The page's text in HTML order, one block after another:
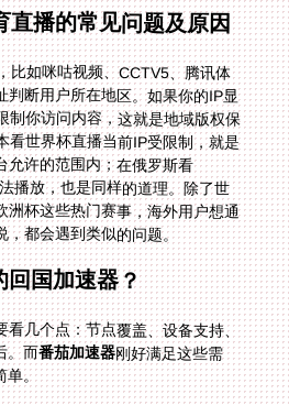
直播的常见问题及原因
比如咪咕视频、CCTV5、腾讯体
判断用户所在地区。如果你的IP显
制你访问内容，这就是地域版权保
看世界杯直播当前IP受限制，就是
台允许的范围内；在俄罗斯看
播放，也是同样的道理。除了世
洲杯这些热门赛事，海外用户想通
，都会遇到类似的问题。
回国加速器？
看几个点：节点覆盖、设备支持、
。而番茄加速器刚好满足这些需
单。